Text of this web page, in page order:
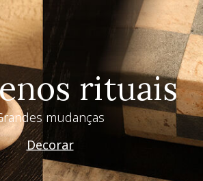
rituais
mudanças
Decorar